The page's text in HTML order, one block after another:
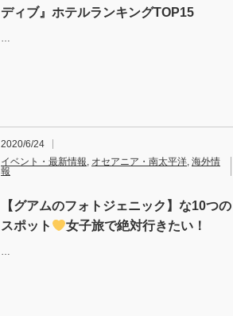
ディブ』ホテルランキングTOP15
…
2020/6/24
イベント・最新情報, オセアニア・南太平洋, 海外情
報
【グアムのフォトジェニック】な10つの
スポット
女子旅で絶対行きたい！
…